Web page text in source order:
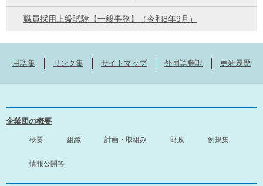
職員採用上級試験【一般事務】（令和8年9月）
用語集 リンク集 サイトマップ 外国語翻訳 更新履歴
企業団の概要
概要 組織 計画・取組み 財政 例規集
情報公開等